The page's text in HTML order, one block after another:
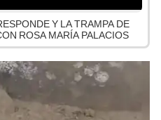
Y LA TRAMPA DE
ROSA MARÍA PALACIOS